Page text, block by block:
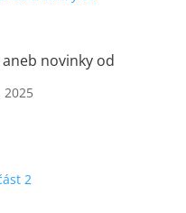
novinky od
2025